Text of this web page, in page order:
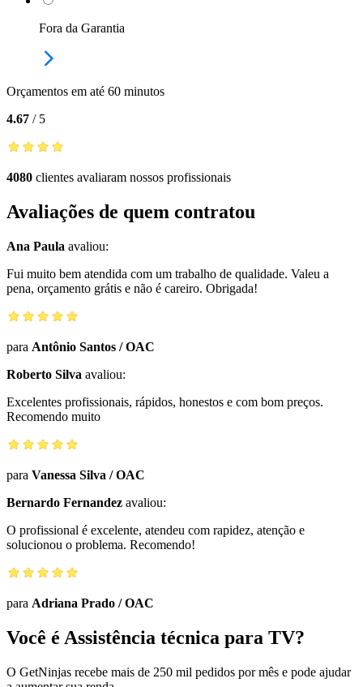
Fora da Garantia
Orçamentos em até 60 minutos
4.67 / 5
4080 clientes avaliaram nossos profissionais
Avaliações de quem contratou
Ana Paula avaliou:
Fui muito bem atendida com um trabalho de qualidade. Valeu a
pena, orçamento grátis e não é careiro. Obrigada!
para Antônio Santos /OAC
Roberto Silva avaliou:
Excelentes profissionais, rápidos, honestos e com bom preços.
Recomendo muito
para Vanessa Silva /OAC
Bernardo Fernandez avaliou:
O profissional é excelente, atendeu com rapidez, atenção e
solucionou o problema. Recomendo!
para Adriana Prado /OAC
Você é Assistência técnica para TV?
O GetNinjas recebe mais de 250 mil pedidos por mês e pode ajudar